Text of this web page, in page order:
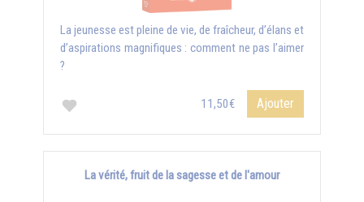
La jeunesse est pleine de vie, de fraîcheur, d’élans et
d’aspirations magnifiques : comment ne pas l’aimer
?
11,50€ Ajouter
La vérité, fruit de la sagesse et de l'amour